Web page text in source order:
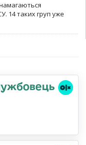
14 таких груп уже